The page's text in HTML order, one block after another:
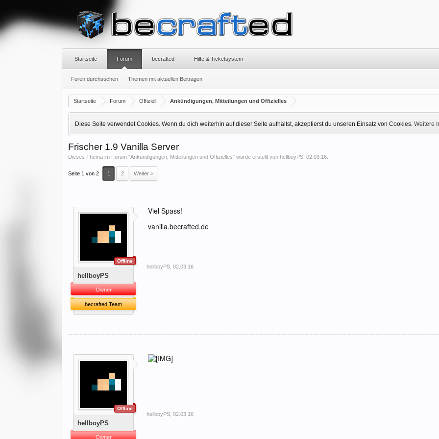
Startseite Forum Offiziell Ankündigungen, Mitteilungen und Offizielles
Diese Seite verwendet Cookies. Wenn du dich weiterhin auf dieser Seite aufhältst, akzeptierst du unseren Einsatz von Cookies. Weitere
Frischer 1.9 Vanilla Server
Dieses Thema im Forum "Ankündigungen, Mitteilungen und Offizielles" wurde erstellt von hellboyPS 02.03.16
Seite 1 von 2 1 2 Weiter >
Offline
hellboyPS
Owner
becrafted Team
Viel Spass!
vanilla.becrafted.de
hellboyPS 02.03.16
Offline
hellboyPS
Owner
hellboyPS 02.03.16
Startseite Forum
Foren durchsuchen Themen mit aktuellen Beiträgen
becrafted Hilfe & Ticketsystem